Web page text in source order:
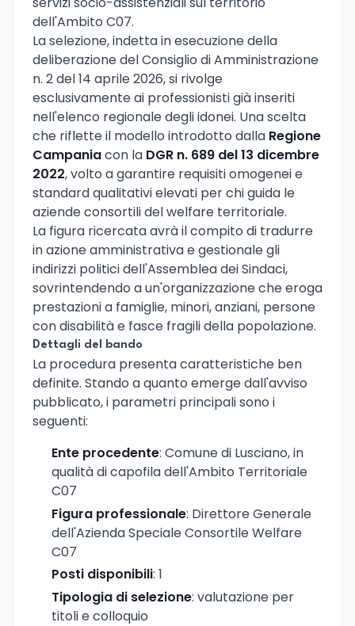
dell'Ambito C07.
La selezione, indetta in esecuzione della
deliberazione del Consiglio di Amministrazione
n. 2 del 14 aprile 2026, si rivolge
esclusivamente ai professionisti già inseriti
nell'elenco regionale degli idonei. Una scelta
che riflette il modello introdotto dalla Regione
Campaniacon la DGR n. 689 del 13 dicembre
2022, volto a garantire requisiti omogenei e
standard qualitativi elevati per chi guida le
aziende consortili del welfare territoriale.
La figura ricercata avrà il compito di tradurre
in azione amministrativa e gestionale gli
indirizzi politici dell'Assemblea dei Sindaci,
sovrintendendo a un'organizzazione che eroga
prestazioni a famiglie, minori, anziani, persone
con disabilità e fasce fragili della popolazione.
Dettagli del bando
La procedura presenta caratteristiche ben
definite. Stando a quanto emerge dall'avviso
pubblicato, i parametri principali sono i
seguenti:
Ente procedente: Comune di Lusciano, in
qualità di capofila dell'Ambito Territoriale
C07
Figura professionale: Direttore Generale
dell'Azienda Speciale Consortile Welfare
C07
Posti disponibili: 1
Tipologia di selezione: valutazione per
titoli e colloquio